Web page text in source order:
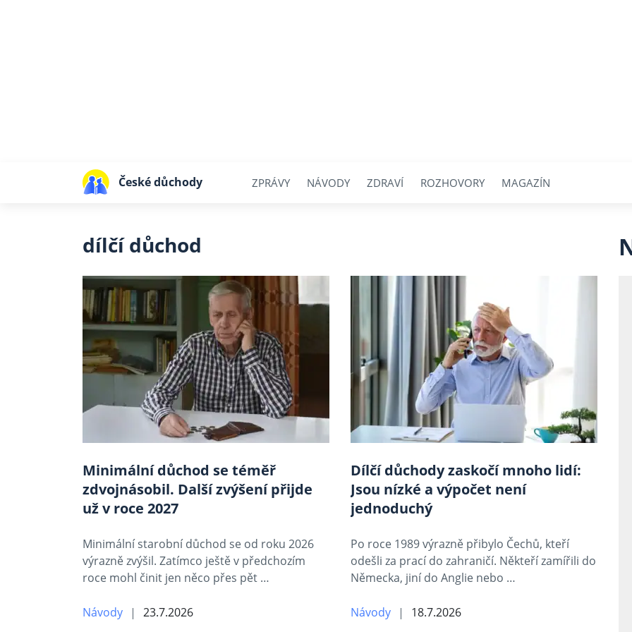
České důchody ZPRÁVY NÁVODY ZDRAVÍ ROZHOVORY MAGAZÍN
dílčí důchod
Minimální důchod se téměř
zdvojnásobil. Další zvýšení přijde
už v roce 2027
Minimální starobní důchod se od roku 2026
výrazně zvýšil. Zatímco ještě v předchozím
roce mohl činit jen něco přes pět …
Návody 23.7.2026
Dílčí důchody zaskočí mnoho lidí:
Jsou nízké a výpočet není
jednoduchý
Po roce 1989 výrazně přibylo Čechů, kteří
odešli za prací do zahraničí. Někteří zamířili do
Německa, jiní do Anglie nebo …
Návody 18.7.2026